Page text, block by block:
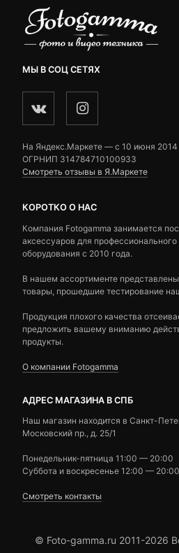
МЫ В СОЦ СЕТЯХ
На Яндекс.Маркете — c 10 июня 2014
ОГРНИП 314784710100933
Смотреть отзывы в Я.Маркете
КОРОТКО О НАС
Компания Fotogamma занимается
аксессуаров для
оборудования с 2010 года.
В нашем ассортименте
товары, прошедшие тестирование
Продукция плохого качества
предложить вашему вниманию
продукты.
О компании Fotogamma
АДРЕС МАГАЗИНА В СПБ
Наш магазин находится в Санкт-
Московский пр., д. 25/1
Понедельник-пятница 11:00 — 20:00
Суббота и воскресенье 12:00 — 20:00
Смотреть контакты
© Foto-gamma.ru 2011-2026